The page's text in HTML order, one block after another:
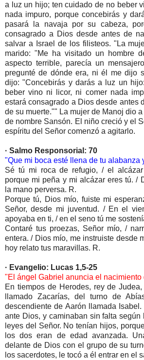
a luz un hijo; ten cuidado de no beber
nada impuro, porque concebirás y
pasará la navaja por su cabeza,
consagrado a Dios desde antes de
salvar a Israel de los filisteos. "La
marido: "Me ha visitado un hombre
aspecto terrible, parecía un
pregunté de dónde era, ni él me dijo
dijo: "Concebirás y darás a luz un
beber vino ni licor, ni comer nada
estará consagrado a Dios desde antes
de su muerte."" La mujer de Manoj dio
de nombre Sansón. El niño creció y el
espíritu del Señor comenzó a agitarlo.
· Salmo Responsorial: 70
"Que mi boca esté llena de tu alabanza
Sé tú mi roca de refugio, / el
porque mi peña y mi alcázar eres tú. /
la mano perversa. R.
Porque tú, Dios mío, fuiste mi
Señor, desde mi juventud. / En el
apoyaba en ti, / en el seno tú me
Contaré tus proezas, Señor mío, /
entera. / Dios mío, me instruiste desde
hoy relato tus maravillas. R.
· Evangelio: Lucas 1,5-25
"El ángel Gabriel anuncia el nacimiento
En tiempos de Herodes, rey de
llamado Zacarías, del turno de
descendiente de Aarón llamada
ante Dios, y caminaban sin falta según
leyes del Señor. No tenían hijos,
los dos eran de edad avanzada.
delante de Dios con el grupo de su
los sacerdotes, le tocó a él entrar en el